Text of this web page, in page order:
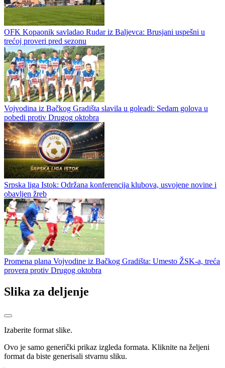
OFK Kopaonik savladao Rudar iz Baljevca: Brusjani uspešni u
trećoj proveri pred sezonu
Vojvodina iz Bačkog Gradišta slavila u goleadi: Sedam golova u
pobedi protiv Drugog oktobra
Srpska liga Istok: Održana konferencija klubova, usvojene novine i
obavljen žreb
Promena plana Vojvodine iz Bačkog Gradišta: Umesto ŽSK-a, treća
provera protiv Drugog oktobra
Slika za deljenje
Izaberite format slike.
Ovo je samo generički prikaz izgleda formata. Kliknite na željeni
format da biste generisali stvarnu sliku.